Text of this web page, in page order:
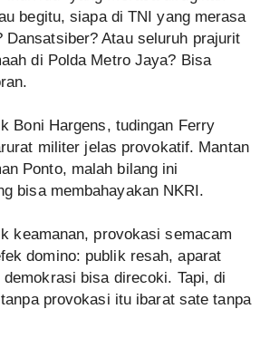
begitu, siapa di TNI yang merasa
Dansatsiber? Atau seluruh prajurit
di Polda Metro Jaya? Bisa
Boni Hargens, tudingan Ferry
militer jelas provokatif. Mantan
Ponto, malah bilang ini
bisa membahayakan NKRI.
keamanan, provokasi semacam
domino: publik resah, aparat
bisa direcoki. Tapi, di
provokasi itu ibarat sate tanpa